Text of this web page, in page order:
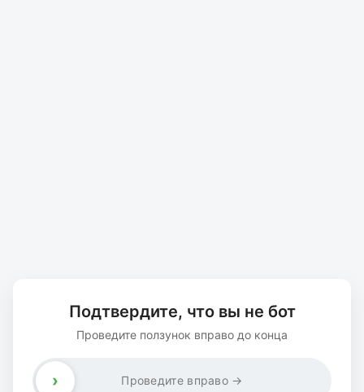
Подтвердите, что вы не бот
Проведите ползунок вправо до конца
Проведите вправо →
›